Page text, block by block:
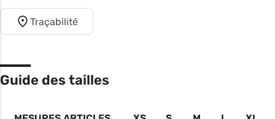
Traçabilité
Guide des tailles